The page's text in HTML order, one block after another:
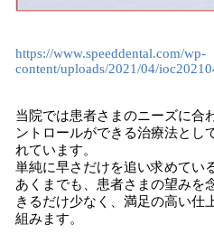
https://www.speeddental.com/wp-
content/uploads/2021/04/
当院では患者さまのニーズに合
ントロールができる治療法とし
れています。
単純に早さだけを追い求めてい
あくまでも、患者さまの望みを
きるだけ少なく、満足の高い仕
組みます。